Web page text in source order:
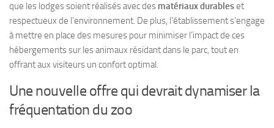
que les lodges soient réalisés avec des matériaux durableset
respectueux de l’environnement. De plus, l’établissement s’engage
à mettre en place des mesures pour minimiser l’impact de ces
hébergements sur les animaux résidant dans le parc, tout en
offrant aux visiteurs un confort optimal.
Une nouvelle offre qui devrait dynamiser la
fréquentation du zoo